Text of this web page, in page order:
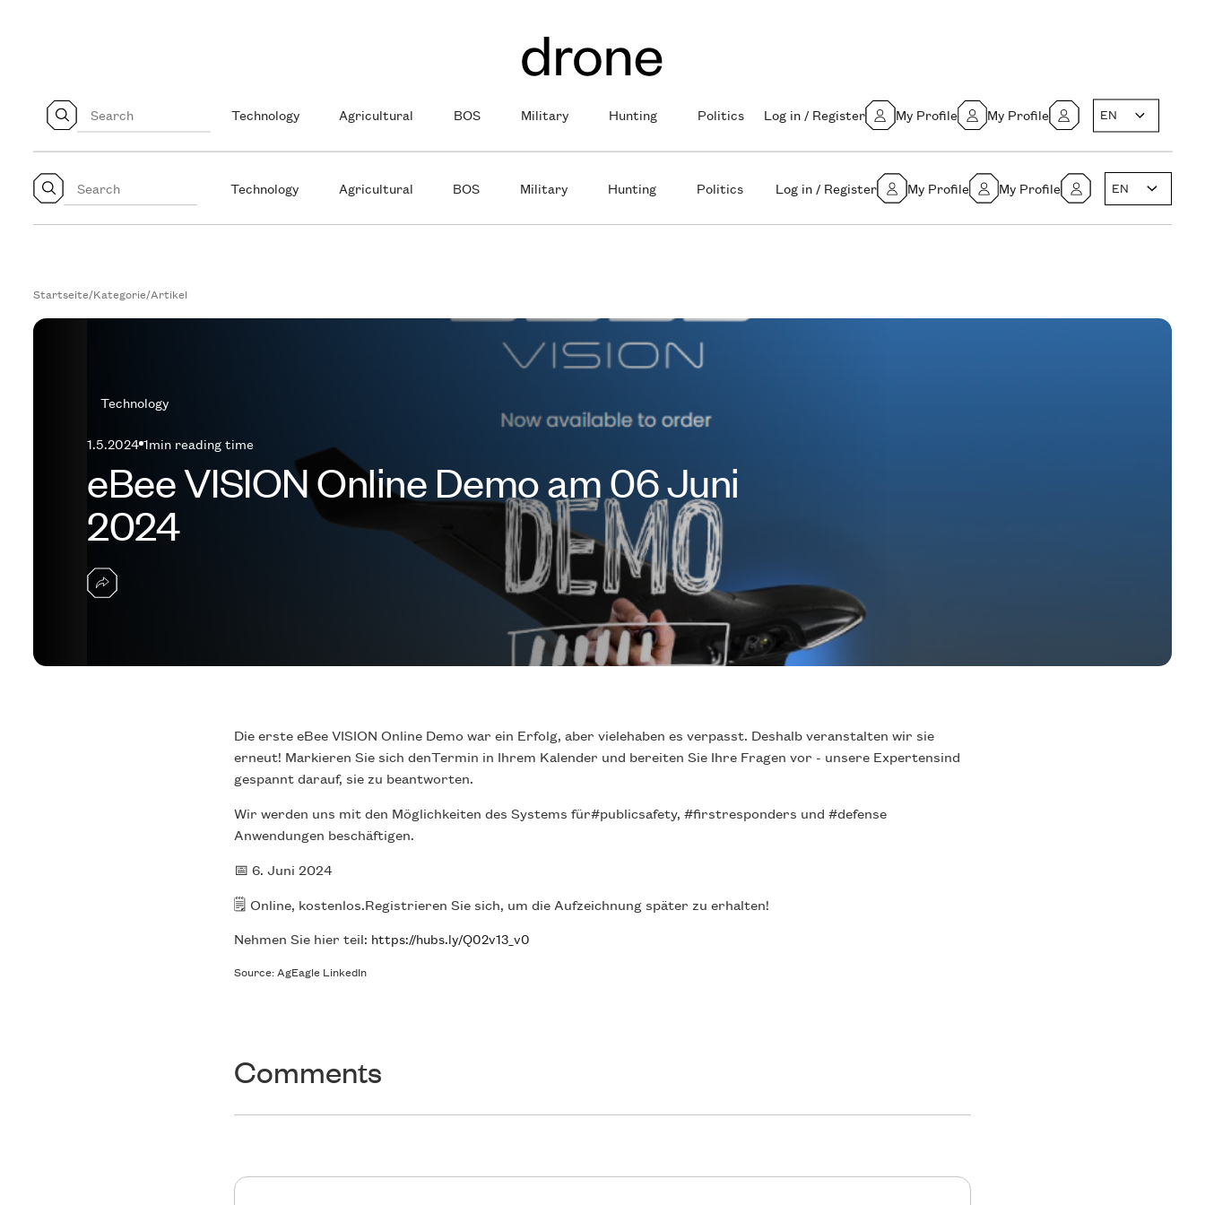
Technology Agricultural BOS Military Hunting Politics Log in / Register My Profile My Profile EN
Technology Agricultural BOS Military Hunting Politics Log in / Register My Profile My Profile EN
Startseite/Kategorie/Artikel
Technology
1.5.2024 1min reading time
eBee VISION Online Demo am 06 Juni
2024
Die erste eBee VISION Online Demo war ein Erfolg, aber vielehaben es verpasst. Deshalb veranstalten wir sie
erneut! Markieren Sie sich denTermin in Ihrem Kalender und bereiten Sie Ihre Fragen vor - unsere Expertensind
gespannt darauf, sie zu beantworten.
Wir werden uns mit den Möglichkeiten des Systems für#publicsafety, #firstresponders und #defense
Anwendungen beschäftigen.
📅 6. Juni 2024
🗒️ Online, kostenlos.Registrieren Sie sich, um die Aufzeichnung später zu erhalten!
Nehmen Sie hier teil: https://hubs.ly/Q02v13_v0
Source: AgEagle LinkedIn
Comments